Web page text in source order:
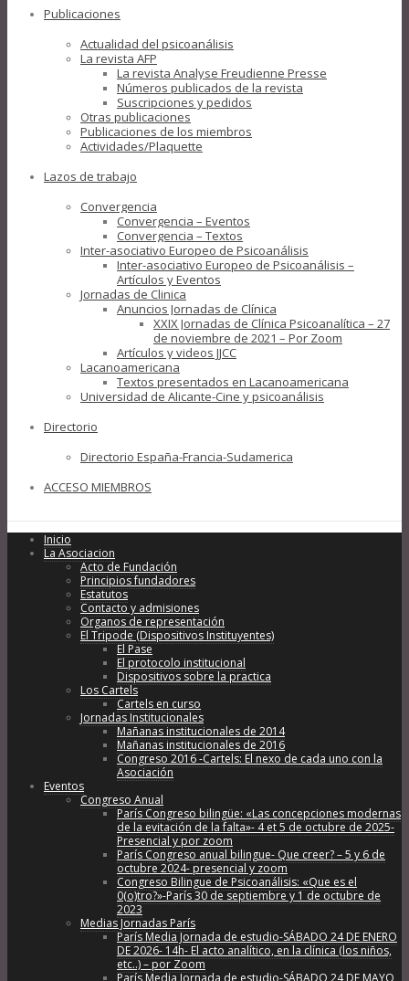
Publicaciones
Actualidad del psicoanálisis
La revista AFP
La revista Analyse Freudienne Presse
Números publicados de la revista
Suscripciones y pedidos
Otras publicaciones
Publicaciones de los miembros
Actividades/Plaquette
Lazos de trabajo
Convergencia
Convergencia – Eventos
Convergencia – Textos
Inter-asociativo Europeo de Psicoanálisis
Inter-asociativo Europeo de Psicoanálisis –
Artículos y Eventos
Jornadas de Clinica
Anuncios Jornadas de Clínica
XXIX Jornadas de Clínica Psicoanalítica – 27
de noviembre de 2021 – Por Zoom
Artículos y videos JJCC
Lacanoamericana
Textos presentados en Lacanoamericana
Universidad de Alicante-Cine y psicoanálisis
Directorio
Directorio España-Francia-Sudamerica
ACCESO MIEMBROS
Inicio
La Asociacion
Acto de Fundación
Principios fundadores
Estatutos
Contacto y admisiones
Organos de representación
El Tripode (Dispositivos Instituyentes)
El Pase
El protocolo institucional
Dispositivos sobre la practica
Los Cartels
Cartels en curso
Jornadas Institucionales
Mañanas institucionales de 2014
Mañanas institucionales de 2016
Congreso 2016 -Cartels: El nexo de cada uno con la
Asociación
Eventos
Congreso Anual
París Congreso bilingüe: «Las concepciones modernas
de la evitación de la falta»- 4 et 5 de octubre de 2025-
Presencial y por zoom
París Congreso anual bilingue- Que creer? – 5 y 6 de
octubre 2024- presencial y zoom
Congreso Bilingue de Psicoanálisis: «Que es el
0(o)tro?»-París 30 de septiembre y 1 de octubre de
2023
Medias Jornadas París
París Media Jornada de estudio-SÁBADO 24 DE ENERO
DE 2026- 14h- El acto analítico, en la clínica (los niños,
etc..) – por Zoom
París Media Jornada de estudio-SÁBADO 24 DE MAYO